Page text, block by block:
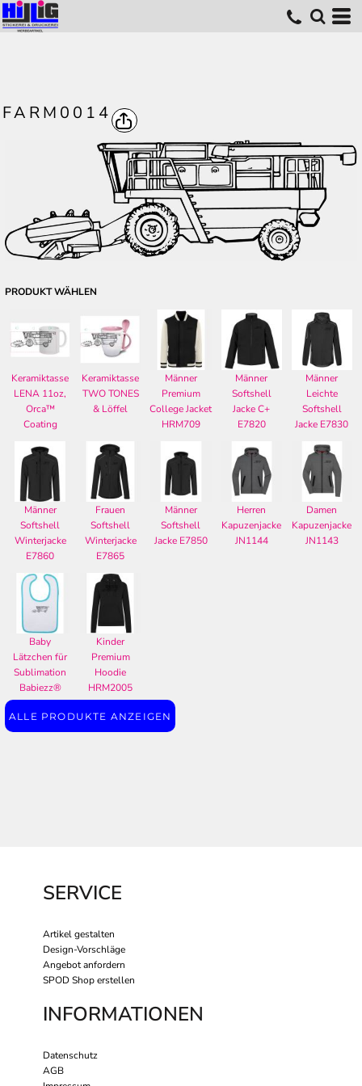
FARM0014
PRODUKT WÄHLEN
Keramiktasse
LENA 11oz,
Orca™
Coating
Keramiktasse
TWO TONES
& Löffel
Männer
Premium
College Jacket
HRM709
Männer
Softshell
Jacke C+
E7820
Männer
Leichte
Softshell
Jacke E7830
Männer
Softshell
Winterjacke
E7860
Frauen
Softshell
Winterjacke
E7865
Männer
Softshell
Jacke E7850
Herren
Kapuzenjacke
JN1144
Damen
Kapuzenjacke
JN1143
Baby
Lätzchen für
Sublimation
Babiezz®
Kinder
Premium
Hoodie
HRM2005
ALLE PRODUKTE ANZEIGEN
SERVICE
Artikel gestalten
Design-Vorschläge
Angebot anfordern
SPOD Shop erstellen
INFORMATIONEN
Datenschutz
AGB